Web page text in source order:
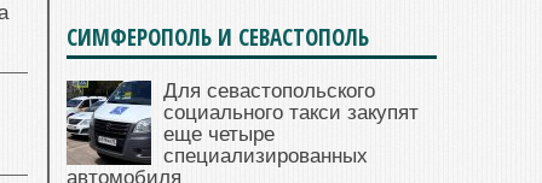
СИМФЕРОПОЛЬ И СЕВАСТОПОЛЬ
Для севастопольского
социального такси закупят
еще четыре
специализированных
автомобиля